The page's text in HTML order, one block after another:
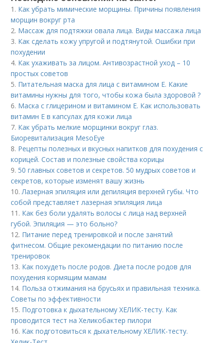
1. Как убрать мимические морщины. Причины появления
морщин вокруг рта
2. Массаж для подтяжки овала лица. Виды массажа лица
3. Как сделать кожу упругой и подтянутой. Ошибки при
похудении
4. Как ухаживать за лицом. Антивозрастной уход – 10
простых советов
5. Питательная маска для лица с витамином Е. Какие
витамины нужны для того, чтобы кожа была здоровой ?
6. Маска с глицерином и витамином Е. Как использовать
витамин E в капсулах для кожи лица
7. Как убрать мелкие морщинки вокруг глаз.
Биоревитализация MesoEye
8. Рецепты полезных и вкусных напитков для похудения с
корицей. Состав и полезные свойства корицы
9. 50 главных советов и секретов. 50 мудрых советов и
секретов, которые изменят вашу жизнь
10. Лазерная эпиляция или депиляция верхней губы. Что
собой представляет лазерная эпиляция лица
11. Как без боли удалять волосы с лица над верхней
губой. Эпиляция — это больно?
12. Питание перед тренировкой и после занятий
фитнесом. Общие рекомендации по питанию после
тренировок
13. Как похудеть после родов. Диета после родов для
похудения кормящим мамам
14. Польза отжимания на брусьях и правильная техника.
Советы по эффективности
15. Подготовка к дыхательному ХЕЛИК-тесту. Как
проводится тест на Хеликобактер пилори
16. Как подготовиться к дыхательному ХЕЛИК-тесту.